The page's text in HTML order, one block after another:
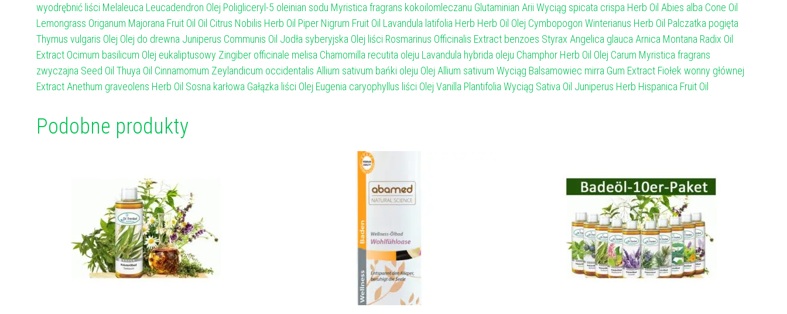
wyodrębnić liści Melaleuca Leucadendron Olej Poligliceryl-5 oleinian sodu Myristica fragrans kokoilomleczanu Glutaminian Arii Wyciąg spicata crispa Herb Oil Abies alba Cone Oil
Lemongrass Origanum Majorana Fruit Oil Oil Citrus Nobilis Herb Oil Piper Nigrum Fruit Oil Lavandula latifolia Herb Herb Oil Olej Cymbopogon Winterianus Herb Oil Palczatka pogięta
Thymus vulgaris Olej Olej do drewna Juniperus Communis Oil Jodła syberyjska Olej liści Rosmarinus Officinalis Extract benzoes Styrax Angelica glauca Arnica Montana Radix Oil
Extract Ocimum basilicum Olej eukaliptusowy Zingiber officinale melisa Chamomilla recutita oleju Lavandula hybrida oleju Champhor Herb Oil Olej Carum Myristica fragrans
zwyczajna Seed Oil Thuya Oil Cinnamomum Zeylandicum occidentalis Allium sativum bańki oleju Olej Allium sativum Wyciąg Balsamowiec mirra Gum Extract Fiołek wonny głównej
Extract Anethum graveolens Herb Oil Sosna karłowa Gałązka liści Olej Eugenia caryophyllus liści Olej Vanilla Plantifolia Wyciąg Sativa Oil Juniperus Herb Hispanica Fruit Oil
Podobne produkty